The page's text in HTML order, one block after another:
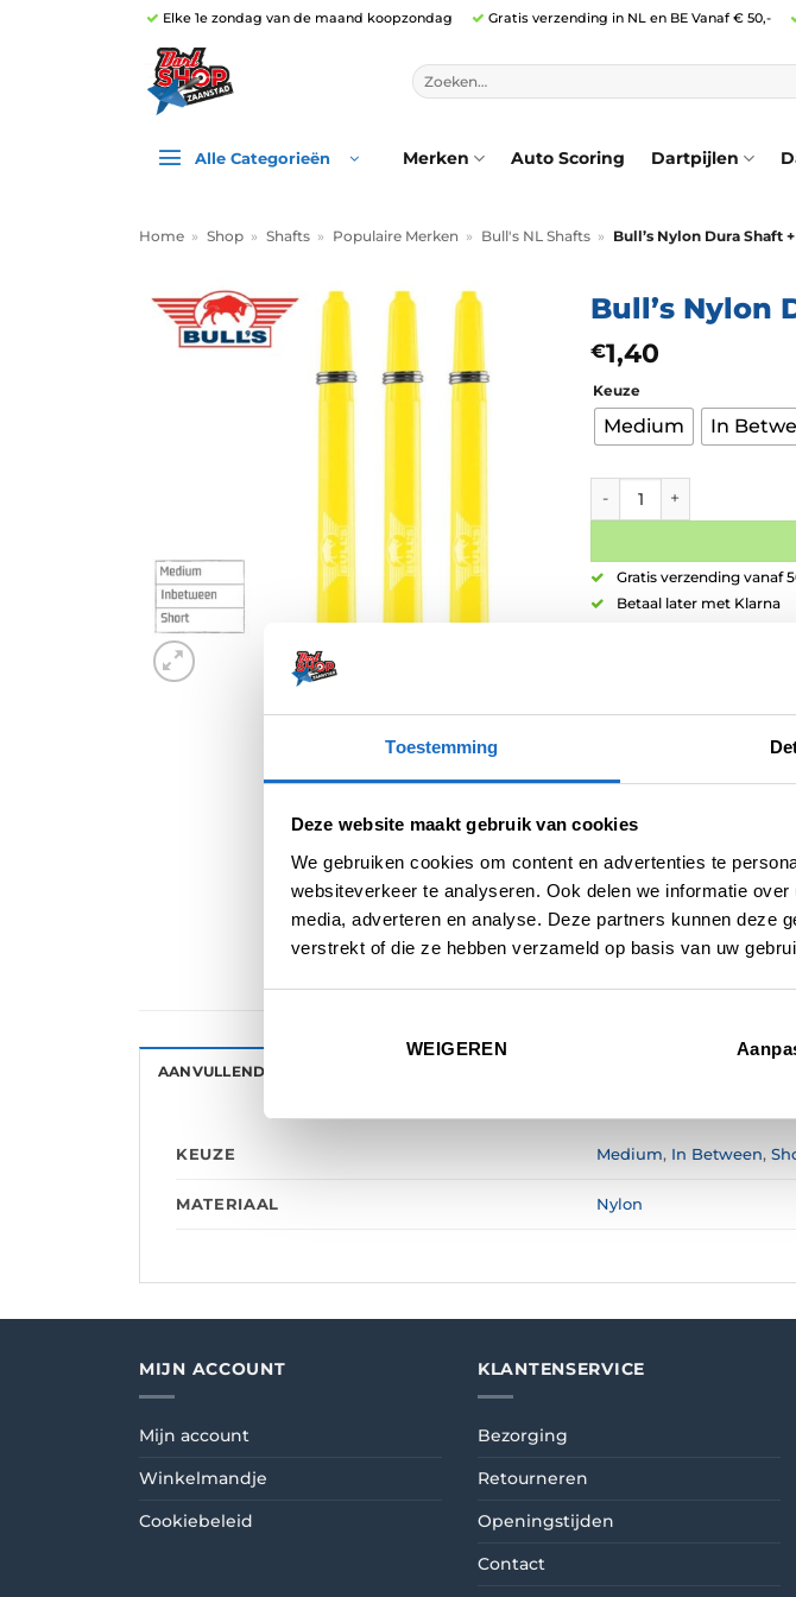
Toestemming
Deze website maakt gebruik van cookies
We gebruiken cookies om content en advertenties te
websiteverkeer te analyseren. Ook delen we informatie
media, adverteren en analyse. Deze partners kunnen deze
verstrekt of die ze hebben verzameld op basis van uw
WEIGEREN
Elke 1e zondag van de maand koopzondag Gratis verzending in NL en BE Vanaf € 50,-
Zoeken
naar:
Alle Categorieën Merken Auto Scoring Dartpijlen
Home » Shop » Shafts » Populaire Merken » Bull's NL Shafts » Bull’s Nylon Dura Shaft
Bull’s Nylon
€1,40
Keuze
Medium In
Gratis verzending vanaf
Betaal later met Klarna
Artikelnummer:
AANVULLENDE INFORMATIE
KEUZE Medium, In Between,
MATERIAAL Nylon
MIJN ACCOUNT
Mijn account
Winkelmandje
Cookiebeleid
KLANTENSERVICE
Bezorging
Retourneren
Openingstijden
Contact